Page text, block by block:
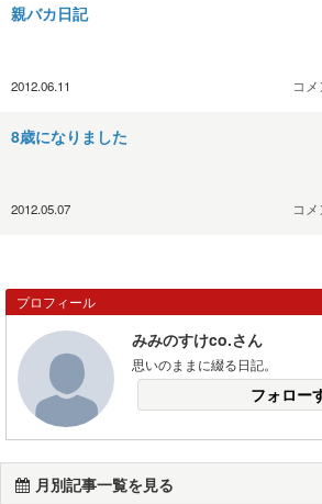
親バカ日記
2012.06.11 コ
8歳になりました
2012.05.07 コ
プロフィール
みみのすけco.さん
思いのままに綴る日記。
フォロー
月別記事一覧を見る